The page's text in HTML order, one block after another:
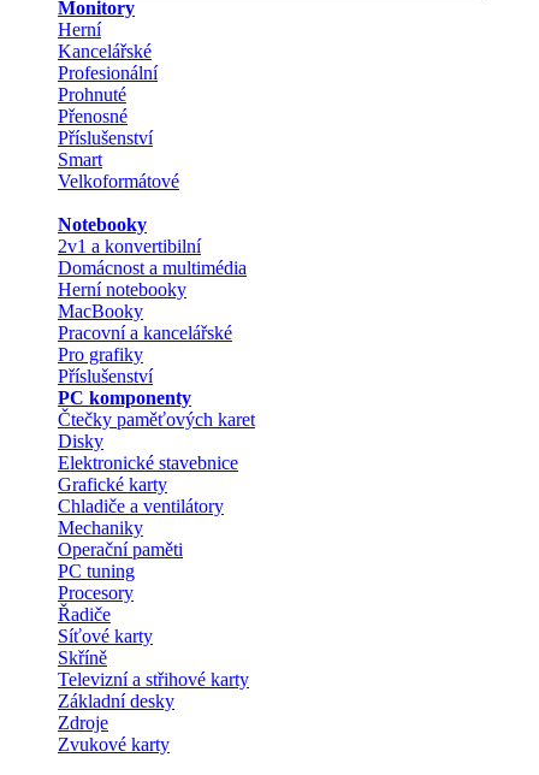
Monitory
Herní
Kancelářské
Profesionální
Prohnuté
Přenosné
Příslušenství
Smart
Velkoformátové
Notebooky
2v1 a konvertibilní
Domácnost a multimédia
Herní notebooky
MacBooky
Pracovní a kancelářské
Pro grafiky
Příslušenství
PC komponenty
Čtečky paměťových karet
Disky
Elektronické stavebnice
Grafické karty
Chladiče a ventilátory
Mechaniky
Operační paměti
PC tuning
Procesory
Řadiče
Síťové karty
Skříně
Televizní a střihové karty
Základní desky
Zdroje
Zvukové karty